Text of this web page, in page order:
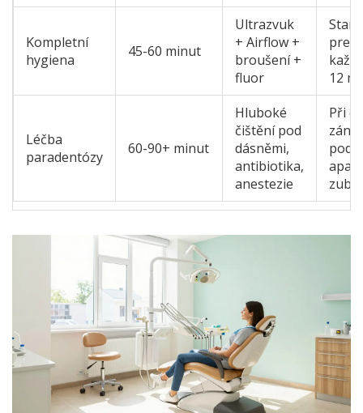
Kompletní
hygiena
45-60 minut
Ultrazvuk
+ Airflow +
broušení +
fluor
12
Léčba
paradentózy
60-90+ minut
Hluboké
čištění pod
dásněmi,
antibiotika,
anestezie
Při
zubů